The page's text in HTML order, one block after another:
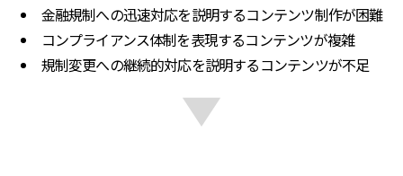
金融規制への迅速対応を説明するコンテンツ制作が困難
コンプライアンス体制を表現するコンテンツが複雑
規制変更への継続的対応を説明するコンテンツが不足